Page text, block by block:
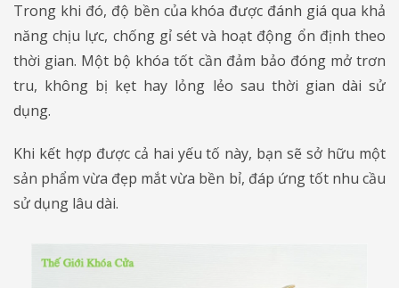
Trong khi đó, độ bền của khóa được đánh giá qua khả
năng chịu lực, chống gỉ sét và hoạt động ổn định theo
thời gian. Một bộ khóa tốt cần đảm bảo đóng mở trơn
tru, không bị kẹt hay lỏng lẻo sau thời gian dài sử
dụng.
Khi kết hợp được cả hai yếu tố này, bạn sẽ sở hữu một
sản phẩm vừa đẹp mắt vừa bền bỉ, đáp ứng tốt nhu cầu
sử dụng lâu dài.